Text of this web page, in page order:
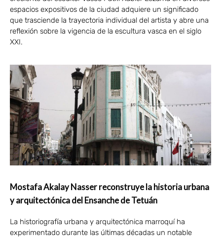
espacios expositivos de la ciudad adquiere un significado
que trasciende la trayectoria individual del artista y abre una
reflexión sobre la vigencia de la escultura vasca en el siglo
XXI.
Mostafa Akalay Nasser reconstruye la historia urbana
y arquitectónica del Ensanche de Tetuán
La historiografía urbana y arquitectónica marroquí ha
experimentado durante las últimas décadas un notable